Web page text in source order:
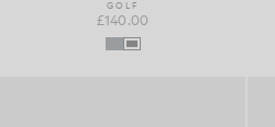
GOLF
£140.00